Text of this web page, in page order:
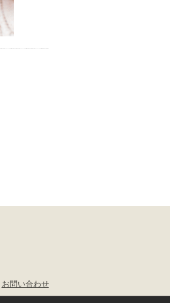
お問い合わせ